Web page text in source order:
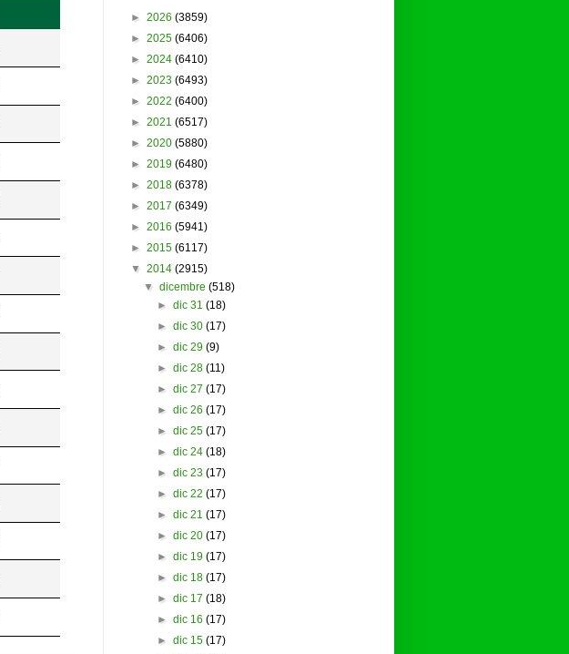
► 2026 (3859)
► 2025 (6406)
► 2024 (6410)
► 2023 (6493)
► 2022 (6400)
► 2021 (6517)
► 2020 (5880)
► 2019 (6480)
► 2018 (6378)
► 2017 (6349)
► 2016 (5941)
► 2015 (6117)
▼ 2014 (2915)
▼ dicembre (518)
► dic 31 (18)
► dic 30 (17)
► dic 29 (9)
► dic 28 (11)
► dic 27 (17)
► dic 26 (17)
► dic 25 (17)
► dic 24 (18)
► dic 23 (17)
► dic 22 (17)
► dic 21 (17)
► dic 20 (17)
► dic 19 (17)
► dic 18 (17)
► dic 17 (18)
► dic 16 (17)
► dic 15 (17)